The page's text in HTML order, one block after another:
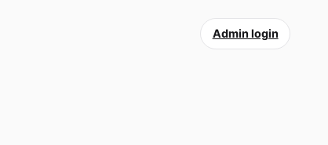
Admin login